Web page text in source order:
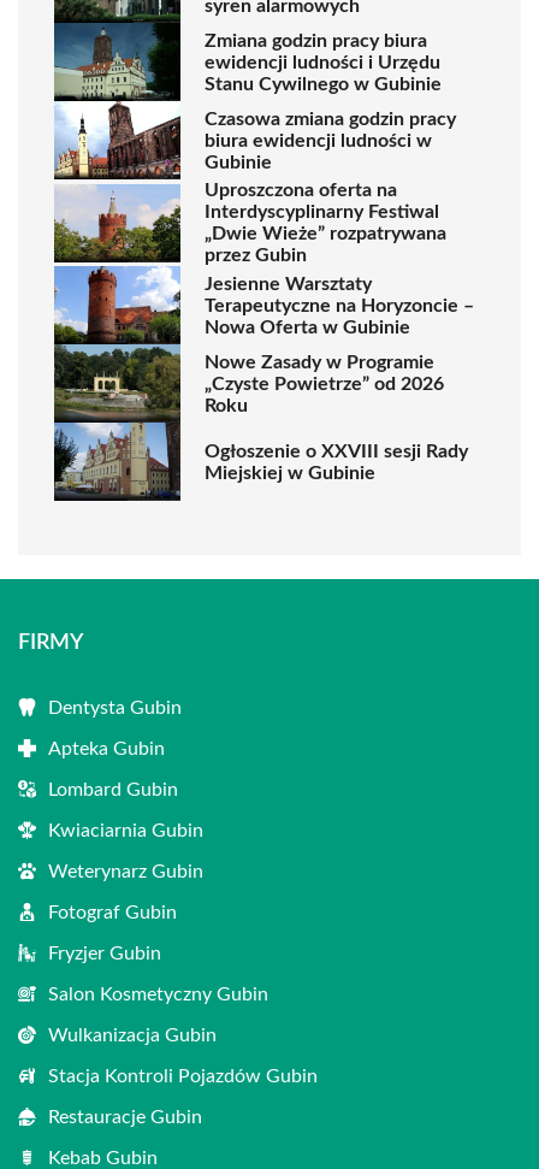
syren alarmowych
Zmiana godzin pracy biura
ewidencji ludności i Urzędu
Stanu Cywilnego w Gubinie
Czasowa zmiana godzin pracy
biura ewidencji ludności w
Gubinie
Uproszczona oferta na
Interdyscyplinarny Festiwal
„Dwie Wieże” rozpatrywana
przez Gubin
Jesienne Warsztaty
Terapeutyczne na Horyzoncie –
Nowa Oferta w Gubinie
Nowe Zasady w Programie
„Czyste Powietrze” od 2026
Roku
Ogłoszenie o XXVIII sesji Rady
Miejskiej w Gubinie
FIRMY
Dentysta Gubin
Apteka Gubin
Lombard Gubin
Kwiaciarnia Gubin
Weterynarz Gubin
Fotograf Gubin
Fryzjer Gubin
Salon Kosmetyczny Gubin
Wulkanizacja Gubin
Stacja Kontroli Pojazdów Gubin
Restauracje Gubin
Kebab Gubin